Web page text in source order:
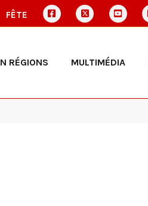
FÊTE
RÉGIONS MULTIMÉDIA